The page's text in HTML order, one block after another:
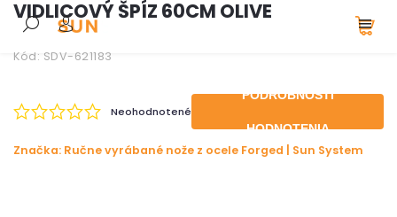
VIDLICOVÝ ŠPÍZ 60CM OLIVE
Kód: SDV-621183
Neohodnotené
PODROBNOSTI
HODNOTENIA
Značka: Ručne vyrábané nože z ocele Forged | Sun System